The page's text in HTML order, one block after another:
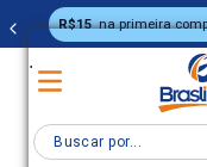
.
R$15 na primeira
Buscar por...